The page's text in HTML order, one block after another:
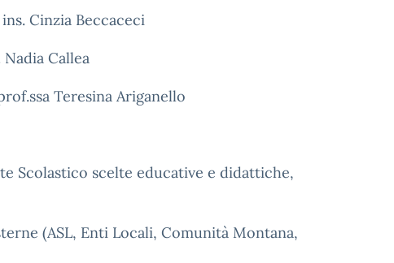
Cinzia Beccaceci
Callea
Teresina Ariganello
Scolastico scelte educative e didattiche,
(ASL, Enti Locali, Comunità Montana,